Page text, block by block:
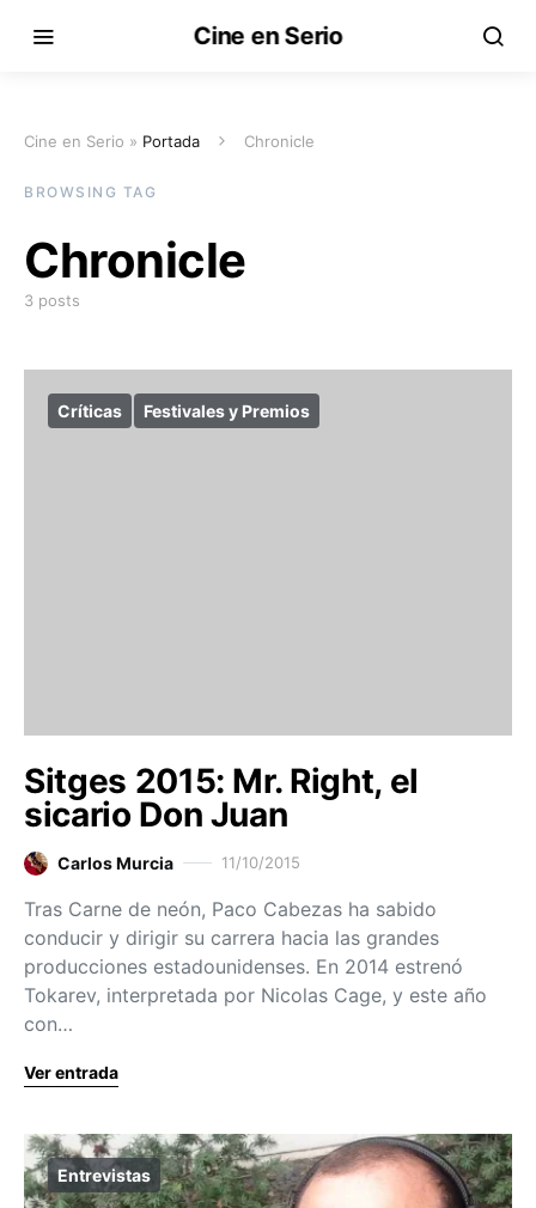
Cine en Serio
Cine en Serio » Portada Chronicle
BROWSING TAG
Chronicle
3 posts
Críticas Festivales y Premios
Sitges 2015: Mr. Right, el
sicario Don Juan
Carlos Murcia 11/10/2015
Tras Carne de neón, Paco Cabezas ha sabido
conducir y dirigir su carrera hacia las grandes
producciones estadounidenses. En 2014 estrenó
Tokarev, interpretada por Nicolas Cage, y este año
con…
Ver entrada
Entrevistas